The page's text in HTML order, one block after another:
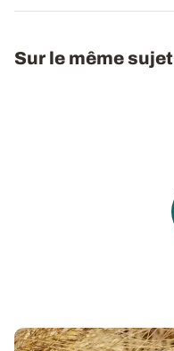
Sur le même sujet